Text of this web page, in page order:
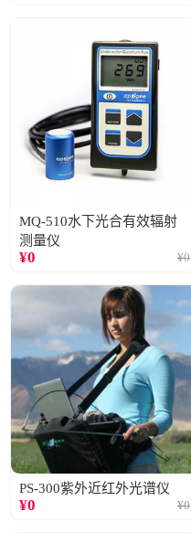
MQ-510水下光合有效辐射
测量仪
¥0 ¥0
PS-300紫外近红外光谱仪
¥0 ¥0